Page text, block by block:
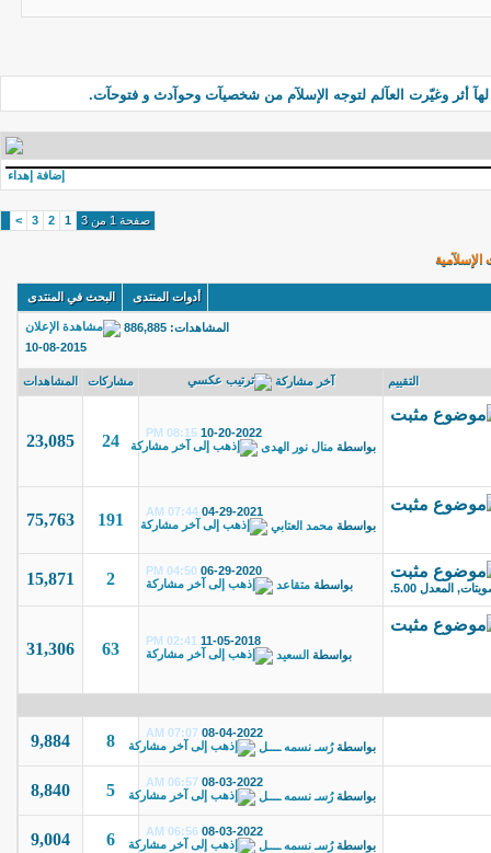
لهآ أثر وغيّرت العآلم لتوجه الإسلآم من شخصيآت وحوآدث و فتوحآت.
إضافة إهداء
صفحة 1 من 3 1
2
3
>
أدوات المنتدى البحث في المنتدى
المشاهدات: 886,885
10-08-2015
التقييم آخر مشاركة مشاركات المشاهدات
10-20-2022
08:15 PM
بواسطة منال نور الهدى 24
23,085
04-29-2021
07:44 AM
بواسطة محمد العتابي 191
75,763
06-29-2020
04:50 PM
بواسطة متقاعد 2
15,871
11-05-2018
02:41 PM
بواسطة السعيد 63
31,306
08-04-2022
07:07 AM
بواسطةرُسـ نسمه ــــل 8
9,884
08-03-2022
06:57 AM
بواسطةرُسـ نسمه ــــل 5
8,840
08-03-2022
06:56 AM
بواسطةرُسـ نسمه ــــل 6
9,004